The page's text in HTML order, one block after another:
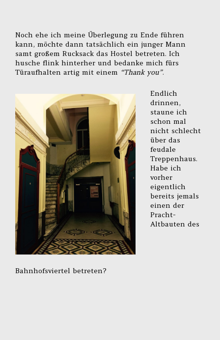
Noch ehe ich meine Überlegung zu Ende führen
kann, möchte dann tatsächlich ein junger Mann
samt großem Rucksack das Hostel betreten. Ich
husche flink hinterher und bedanke mich fürs
Türaufhalten artig mit einem “Thank you”.
Endlich
drinnen,
staune ich
schon mal
nicht schlecht
über das
feudale
Treppenhaus.
Habe ich
vorher
eigentlich
bereits jemals
einen der
Pracht-
Altbauten des
Bahnhofsviertel betreten?